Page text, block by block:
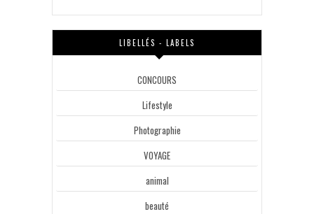
LIBELLÉS - LABELS
CONCOURS
Lifestyle
Photographie
VOYAGE
animal
beauté